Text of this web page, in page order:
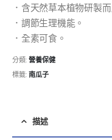
．含天然草本植物研製
．調節生理機能。
．全素可食。
分類:營養保健
標籤:南瓜子
描述